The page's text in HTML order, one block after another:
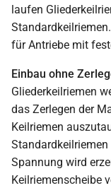
laufen
für Antriebe mit
Einbau ohne
Gliederkeilriemen
das Zerlegen der
Keilriemen
Spannung wird
Keilriemenscheibe